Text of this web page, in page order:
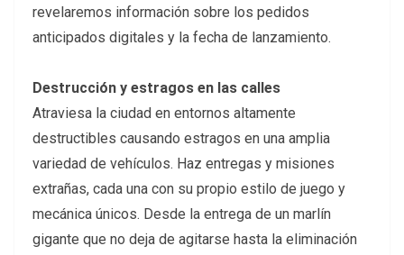
revelaremos información sobre los pedidos
anticipados digitales y la fecha de lanzamiento.
Destrucción y estragos en las calles
Atraviesa la ciudad en entornos altamente
destructibles causando estragos en una amplia
variedad de vehículos. Haz entregas y misiones
extrañas, cada una con su propio estilo de juego y
mecánica únicos. Desde la entrega de un marlín
gigante que no deja de agitarse hasta la eliminación